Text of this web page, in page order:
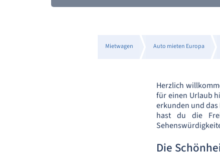
Mietwagen Auto mieten Europa
Herzlich
für einen Urlaub
erkunden und das
hast du die
Die